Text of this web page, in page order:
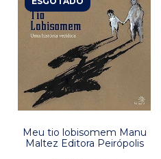
Meu tio lobisomem Manu
Maltez Editora Peirópolis